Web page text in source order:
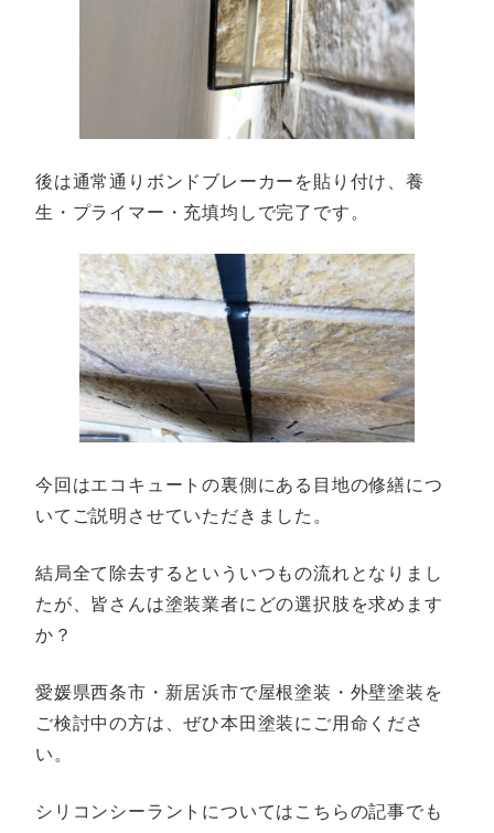
後は通常通りボンドブレーカーを貼り付け、養
生・プライマー・充填均しで完了です。
今回はエコキュートの裏側にある目地の修繕につ
いてご説明させていただきました。
結局全て除去するといういつもの流れとなりまし
たが、皆さんは塗装業者にどの選択肢を求めます
か？
愛媛県西条市・新居浜市で屋根塗装・外壁塗装を
ご検討中の方は、ぜひ本田塗装にご用命くださ
い。
シリコンシーラントについてはこちらの記事でも